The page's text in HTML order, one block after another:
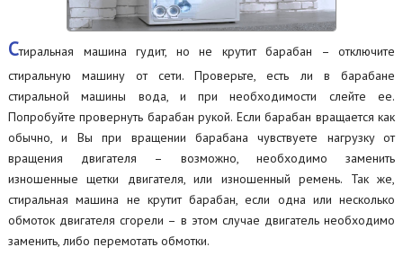
Стиральная машина гудит, но не крутит барабан – отключите
стиральную машину от сети. Проверьте, есть ли в барабане
стиральной машины вода, и при необходимости слейте ее.
Попробуйте провернуть барабан рукой. Если барабан вращается как
обычно, и Вы при вращении барабана чувствуете нагрузку от
вращения двигателя – возможно, необходимо заменить
изношенные щетки двигателя, или изношенный ремень. Так же,
стиральная машина не крутит барабан, если одна или несколько
обмоток двигателя сгорели – в этом случае двигатель необходимо
заменить, либо перемотать обмотки.